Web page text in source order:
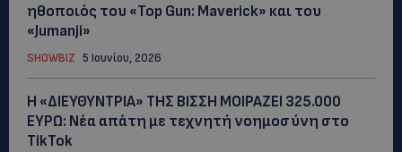
ηθοποιός του «Top Gun: Maverick» και του
«Jumanji»
SHOWBIZ 5 Ιουνίου, 2026
Η «ΔΙΕΥΘΥΝΤΡΙΑ» ΤΗΣ ΒΙΣΣΗ ΜΟΙΡΑΖΕΙ 325.000
ΕΥΡΩ: Νέα απάτη με τεχνητή νοημοσύνη στο
TikTok